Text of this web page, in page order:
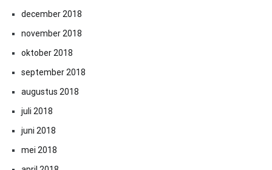
december 2018
november 2018
oktober 2018
september 2018
augustus 2018
juli 2018
juni 2018
mei 2018